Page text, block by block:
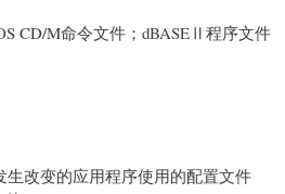
CD/M命令文件；dBASEⅡ程序文件
生改变的应用程序使用的配置文件